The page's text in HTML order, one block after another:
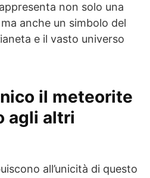
non solo una
anche un simbolo del
e il vasto universo
il meteorite
agli altri
all’unicità di questo